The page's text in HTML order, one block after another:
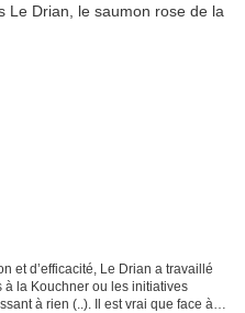
et d’efficacité, Le Drian a travaillé
la Kouchner ou les initiatives
à rien (..). Il est vrai que face à